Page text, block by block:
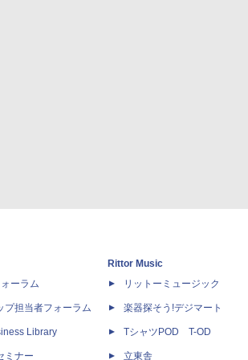
ーラム
プ担当者フォーラム
Library
ミナー
Rittor Music
リットーミュージック
楽器探そう!デジマート
TシャツPOD T-OD
立東舎